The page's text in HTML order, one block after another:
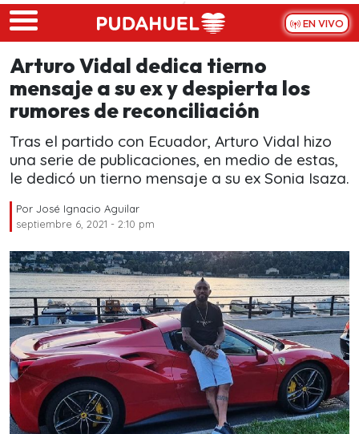
Skip to main content
EN VIVO
Arturo Vidal dedica tierno
mensaje a su ex y despierta los
rumores de reconciliación
Tras el partido con Ecuador, Arturo Vidal hizo
una serie de publicaciones, en medio de estas,
le dedicó un tierno mensaje a su ex Sonia Isaza.
Por José Ignacio Aguilar
septiembre 6, 2021 - 2:10 pm